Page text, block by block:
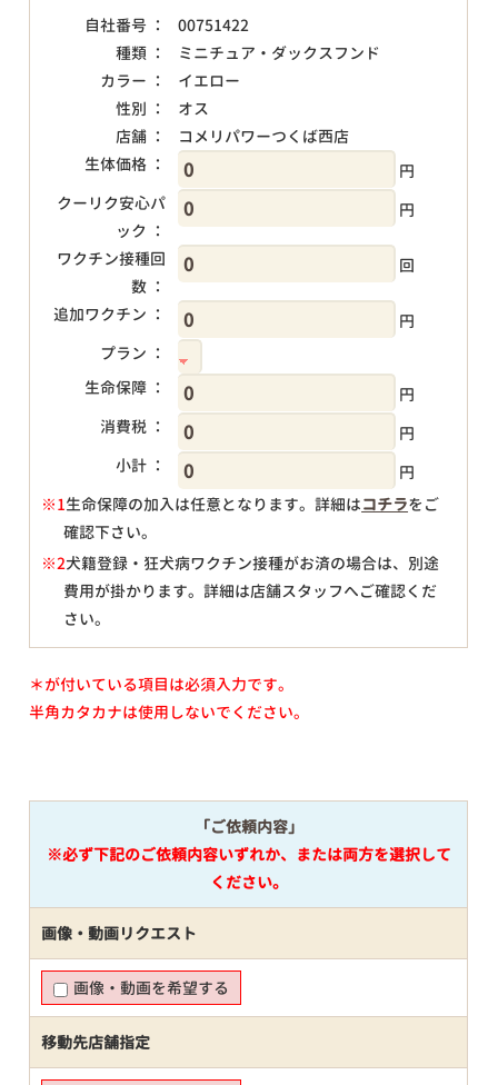
自社番号 ：
00751422
種類 ：
ミニチュア・ダックスフンド
カラー ：
イエロー
性別 ：
オス
店舗 ：
コメリパワーつくば西店
生体価格 ：
円
クーリク安心パ
ック ：
円
ワクチン接種回
数 ：
回
追加ワクチン ：
円
プラン ：
生命保障 ：
円
消費税 ：
円
小計 ：
円
※1生命保障の加入は任意となります。詳細はコチラをご
確認下さい。
※2犬籍登録・狂犬病ワクチン接種がお済の場合は、別途
費用が掛かります。詳細は店舗スタッフへご確認くだ
さい。
＊が付いている項目は必須入力です。
半角カタカナは使用しないでください。
「ご依頼内容」
※必ず下記のご依頼内容いずれか、または両方を選択して
ください。
画像・動画リクエスト
画像・動画を希望する
移動先店舗指定